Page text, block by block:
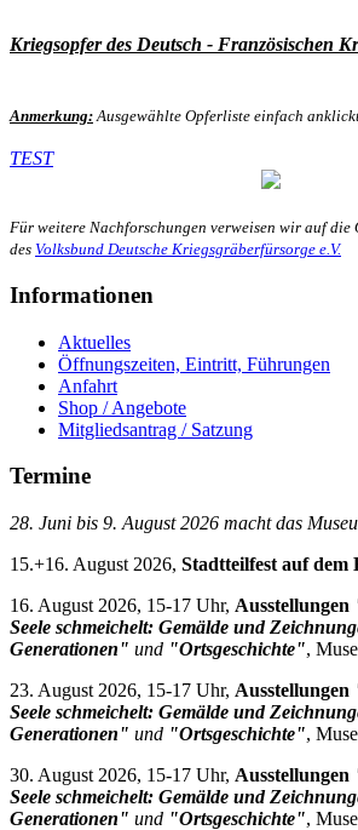
Kriegsopfer des Deutsch - Französischen
Anmerkung:Ausgewählte Opferliste einfach
TEST
Für weitere Nachforschungen verweisen wir auf die
des Volksbund Deutsche Kriegsgräberfürsorge e.V.
Informationen
Aktuelles
Öffnungszeiten, Eintritt, Führungen
Anfahrt
Shop / Angebote
Mitgliedsantrag / Satzung
Termine
28. Juni bis 9. August 2026 macht das
15.+16. August 2026, Stadtteilfest auf dem
16. August 2026, 15-17 Uhr, Ausstellungen
Seele schmeichelt: Gemälde und
Generationen" und "Ortsgeschichte",
23. August 2026, 15-17 Uhr, Ausstellungen
Seele schmeichelt: Gemälde und
Generationen" und "Ortsgeschichte",
30. August 2026, 15-17 Uhr, Ausstellungen
Seele schmeichelt: Gemälde und
Generationen" und "Ortsgeschichte",